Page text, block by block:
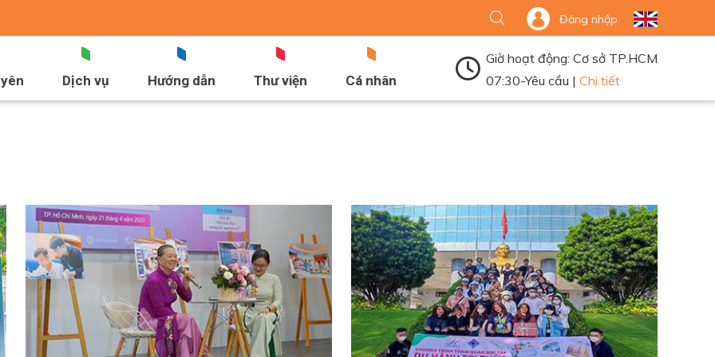
Đăng nhập
Dịch vụ Hướng dẫn Thư viện Cá nhân
Giờ hoạt động: Cơ sở TP.HCM
07:30-Yêu cầu | Chi tiết